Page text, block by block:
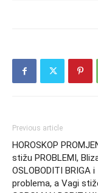
Previous article
HOROSKOP
stižu PROBLEMI,
OSLOBODITI BRIGA i
problema, a Vagi